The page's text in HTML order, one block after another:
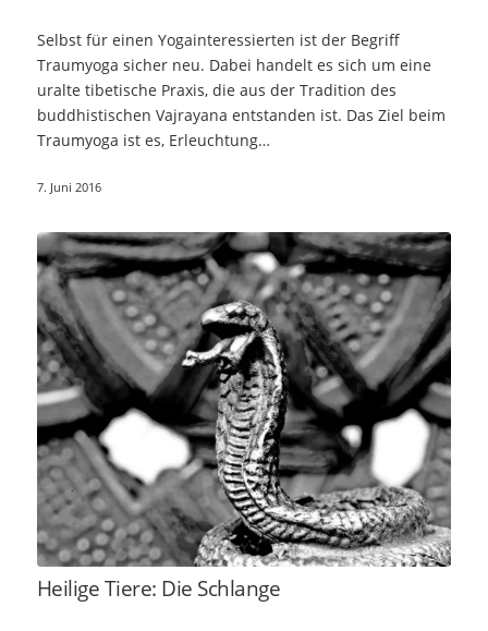
Selbst für einen Yogainteressierten ist der Begriff
Traumyoga sicher neu. Dabei handelt es sich um eine
uralte tibetische Praxis, die aus der Tradition des
buddhistischen Vajrayana entstanden ist. Das Ziel beim
Traumyoga ist es, Erleuchtung…
7. Juni 2016
Heilige Tiere: Die Schlange